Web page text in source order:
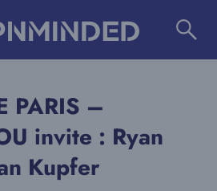
PARIS –
invite : Ryan
Kupfer